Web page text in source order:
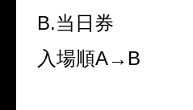
B.当日券
入場順A→B